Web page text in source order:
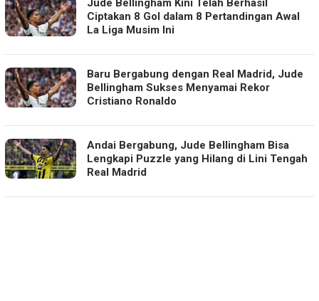
Jude Bellingham Kini Telah Berhasil
Ciptakan 8 Gol dalam 8 Pertandingan Awal
La Liga Musim Ini
Baru Bergabung dengan Real Madrid, Jude
Bellingham Sukses Menyamai Rekor
Cristiano Ronaldo
Andai Bergabung, Jude Bellingham Bisa
Lengkapi Puzzle yang Hilang di Lini Tengah
Real Madrid